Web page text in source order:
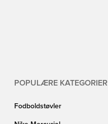
POPULÆRE KATEGORIER
Fodboldstøvler